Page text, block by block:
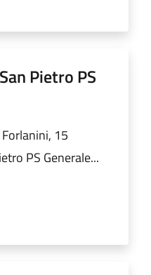
Pietro PS
15
PS Generale...